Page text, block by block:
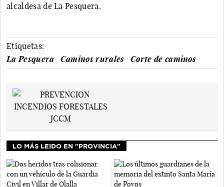
alcaldesa de La Pesquera.
Etiquetas:
La Pesquera
Caminos rurales Corte de caminos
LO MÁS LEIDO EN "PROVINCIA"